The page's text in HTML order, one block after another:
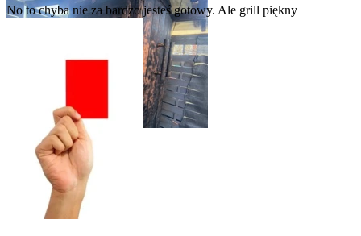
No to chyba nie za bardzo jesteś gotowy. Ale grill piękny